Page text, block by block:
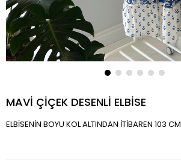
MAVİ ÇİÇEK DESENLİ ELBİSE
ELBİSENİN BOYU KOL ALTINDAN İTİBAREN 103 CM